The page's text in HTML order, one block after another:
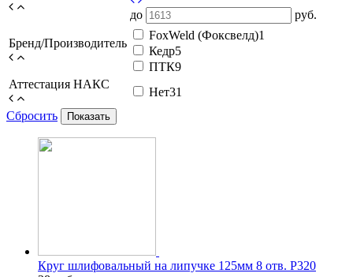
до руб.
Бренд/Производитель
FoxWeld (Фоксвелд)1
Кедр5
ПТК9
Аттестация НАКС
Нет31
Сбросить
Показать
Круг шлифовальный на липучке 125мм 8 отв. Р320